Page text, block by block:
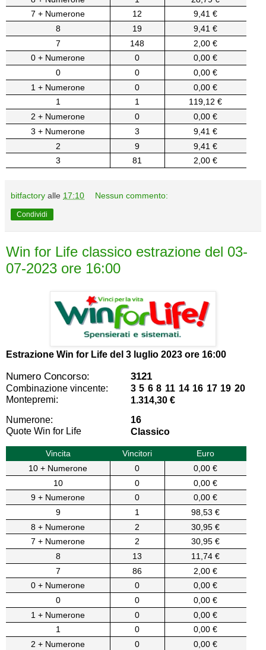
7 + Numerone
12
9,41 €
8
19
9,41 €
7
148
2,00 €
0 + Numerone
0
0,00 €
0
0
0,00 €
1 + Numerone
0
0,00 €
1
1
119,12 €
2 + Numerone
0
0,00 €
3 + Numerone
3
9,41 €
2
9
9,41 €
3
81 2,00 €
bitfactory alle 17:10 Nessun commento:
Condividi
Win for Life classico estrazione del 03-
07-2023 ore 16:00
Estrazione Win for Life del 3 luglio 2023 ore 16:00
Numero Concorso: 3121
Combinazione vincente:
3 5 6 8 11 14 16 17 19 20
Montepremi:
1.314,30 €
Numerone:
16
Quote Win for Life
Classico
Vincita Vincitori
Euro
10 + Numerone
0
0,00 €
10
0
0,00 €
9 + Numerone
0
0,00 €
9
1
98,53 €
8 + Numerone
2
30,95 €
7 + Numerone
2
30,95 €
8
13
11,74 €
7
86
2,00 €
0 + Numerone
0
0,00 €
0
0
0,00 €
1 + Numerone
0
0,00 €
1
0
0,00 €
2 + Numerone
0
0,00 €